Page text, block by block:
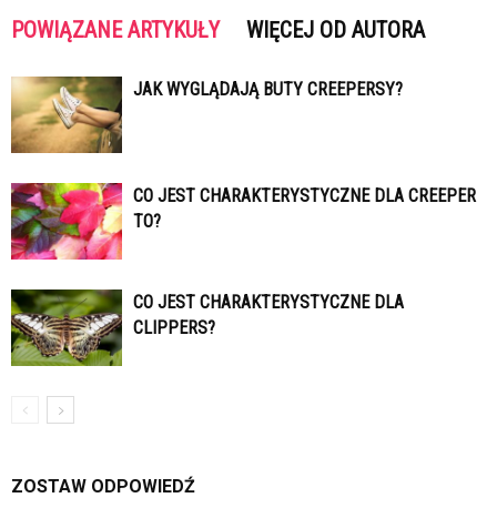
POWIĄZANE ARTYKUŁY WIĘCEJ OD AUTORA
JAK WYGLĄDAJĄ BUTY CREEPERSY?
CO JEST CHARAKTERYSTYCZNE DLA CREEPER
TO?
CO JEST CHARAKTERYSTYCZNE DLA
CLIPPERS?
ZOSTAW ODPOWIEDŹ